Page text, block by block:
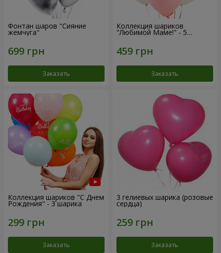
Фонтан шаров "Сияние
жемчуга"
Заказать
Коллекция шариков
"Любимой Маме!" - 5
Заказать
Коллекция шариков "С Днем
Рождения" - 3 шарика
Заказать
3 гелиевых шарика (розовые
сердца)
Заказать